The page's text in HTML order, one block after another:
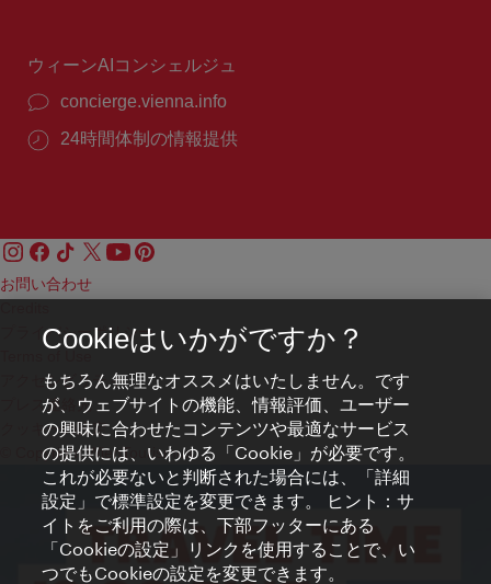
ウィーンAIコンシェルジュ
concierge.vienna.info
24時間体制の情報提供
お問い合わせ
プライバシーポリシー
アクセシビリティ
プレス連絡先
クッキーの設定
© Copyright WienTourismus
Cookieはいかがですか？
もちろん無理なオススメはいたしません。です
が、ウェブサイトの機能、情報評価、ユーザー
の興味に合わせたコンテンツや最適なサービス
の提供には、いわゆる「Cookie」が必要です。
これが必要ないと判断された場合には、「詳細
設定」で標準設定を変更できます。 ヒント：サ
イトをご利用の際は、下部フッターにある
「Cookieの設定」リンクを使用することで、い
つでもCookieの設定を変更できます。